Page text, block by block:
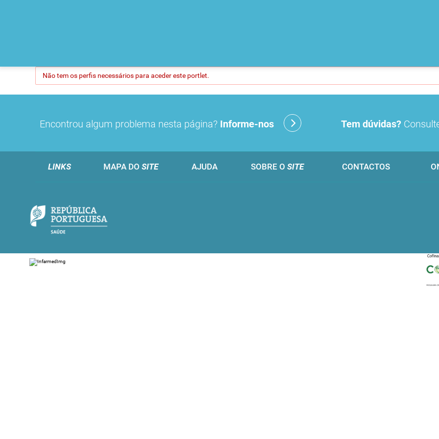
Não tem os perfis necessários para aceder este portlet.
Encontrou algum problema nesta página? Informe-nos Tem dúvidas?
LINKS MAPA DO SITE AJUDA SOBRE O SITE CONTACTOS